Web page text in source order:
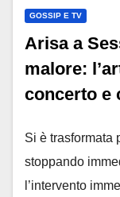
GOSSIP E TV
Arisa a
malore:
concerto e
Si è trasformata
stoppando
l’intervento